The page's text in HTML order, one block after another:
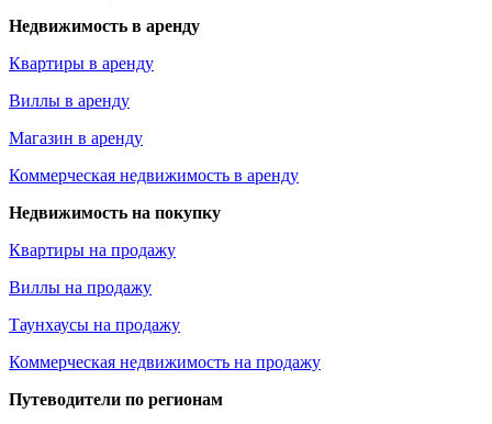
Недвижимость в аренду
Квартиры в аренду
Виллы в аренду
Магазин в аренду
Коммерческая недвижимость в аренду
Недвижимость на покупку
Квартиры на продажу
Виллы на продажу
Таунхаусы на продажу
Коммерческая недвижимость на продажу
Путеводители по регионам